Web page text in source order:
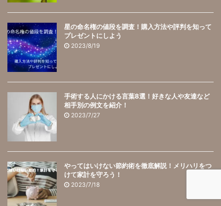
星の命名権の値段を調査！購入方法や評判を知って
プレゼントにしよう
2023/8/19
手術する人にかける言葉8選！好きな人や友達など
相手別の例文を紹介！
2023/7/27
やってはいけない節約術を徹底解説！メリハリをつ
けて家計を守ろう！
2023/7/18